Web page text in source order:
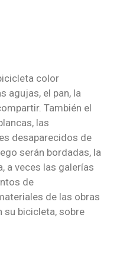
color
agujas, el pan, la
También el
las
desaparecidos de
serán bordadas, la
a veces las galerías
de
de las obras
su bicicleta, sobre